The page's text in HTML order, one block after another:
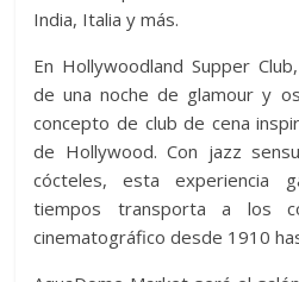
India, Italia y más.
En Hollywoodland Supper
de una noche de glamour y
concepto de club de cena
de Hollywood. Con jazz
cócteles, esta experiencia
tiempos transporta a los
cinematográfico desde 1910